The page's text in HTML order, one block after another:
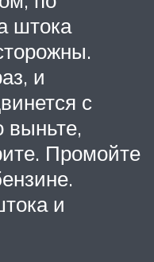
штока
и
с
выньте,
Промойте
и